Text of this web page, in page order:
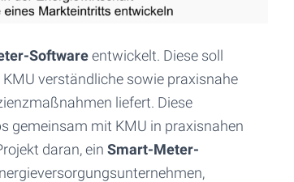
Softwareentwickelt. Diese soll
verständliche sowie praxisnahe
liefert. Diese
gemeinsam mit KMU in praxisnahen
daran, ein Smart-Meter-